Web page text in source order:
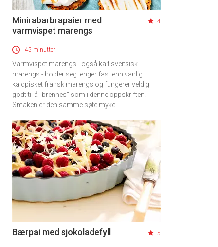
Få ukentlige nyhetsbrev fra
Apéritif
Vi tilbyr flere ukentlige nyhetsbrev. Du
kan fritt velge hvilke du ønsker å få
Minirabarbrapaier med
varmvispet marengs
4
45 minutter
Varmvispet marengs - også kalt sveitsisk
marengs - holder seg lenger fast enn vanlig
kaldpisket fransk marengs og fungerer veldig
godt til å "brennes" som i denne oppskriften.
Smaken er den samme søte myke.
Bærpai med sjokoladefyll 5